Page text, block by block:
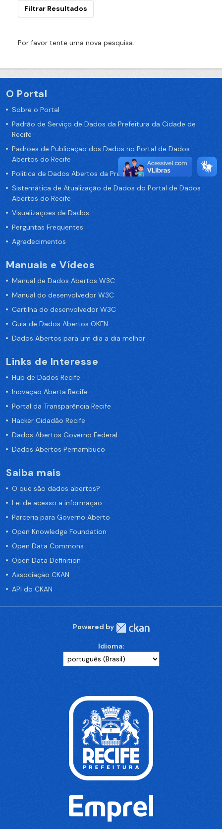
Filtrar Resultados
Por favor tente uma nova pesquisa.
O Portal
Sobre o Portal
Padrão de Serviço de Dados da Prefeitura da Cidade de
Recife
Padrões de Publicação dos Dados no Portal de Dados
Abertos do Recife
Política de Dados Abertos da Prefeitura do Recife
Sistemática de Atualização de Dados do Portal de Dados
Abertos do Recife
Visualizações de Dados
Perguntas Frequentes
Agradecimentos
Manuais e Vídeos
Manual de Dados Abertos W3C
Manual do desenvolvedor W3C
Cartilha do desenvolvedor W3C
Guia de Dados Abertos OKFN
Dados Abertos para um dia a dia melhor
Links de Interesse
Hub de Dados Recife
Inovação Aberta Recife
Portal da Transparência Recife
Hacker Cidadão Recife
Dados Abertos Governo Federal
Dados Abertos Pernambuco
Saiba mais
O que são dados abertos?
Lei de acesso a informação
Parceria para Governo Aberto
Open Knowledge Foundation
Open Data Commons
Open Data Definition
Associação CKAN
API do CKAN
Powered by
Idioma